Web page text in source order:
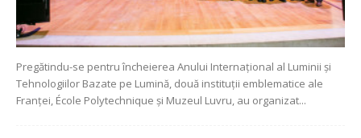
Pregătindu-se pentru încheierea Anului Internațional al Luminii și
Tehnologiilor Bazate pe Lumină, două instituții emblematice ale
Franței, École Polytechnique și Muzeul Luvru, au organizat...